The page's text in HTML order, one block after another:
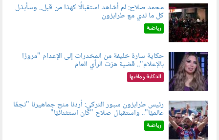
060802.jpg
محمد صلاح: لم أشاهد استقبالًا كهذا من قبل.. وسأبذل
كل ما لدي مع طرابزون
رياضة
060801.jpeg
حكاية سارة خليفة من المخدرات إلى الإعدام "مرورًا
بالإعلام".. قضية هزت الرأي العام
الحكاية ومافيها
060803.jpg
رئيس طرابزون سبور التركي: أردنا منح جماهيرنا "نجمًا
عالميًا".. واستقبال صلاح "كان استثنائيًا"
رياضة